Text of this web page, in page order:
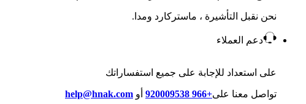
نحن نقبل التأشيرة ، ماستركارد ومدا.
دعم العملاء
على استعداد للإجابة على جميع استفساراتك
تواصل معنا على+966 920009538 أو help@hnak.com